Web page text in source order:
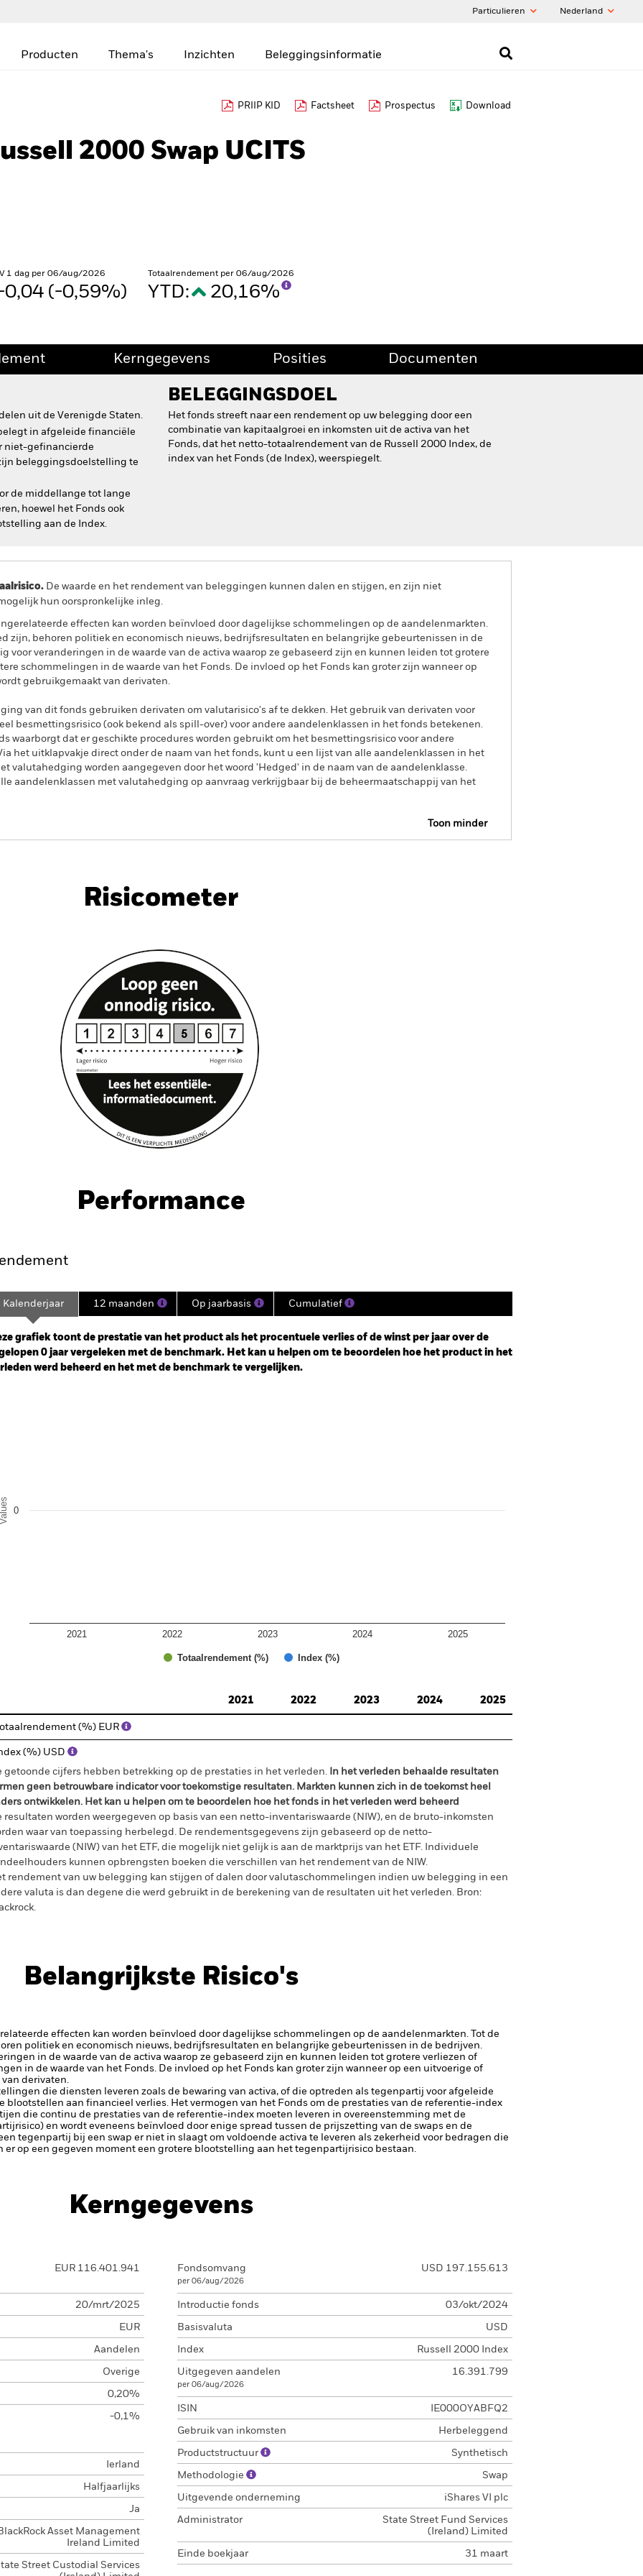
Particulieren Nederland
Producten Thema's Inzichten Beleggingsinformatie
PRIIP KID Factsheet Prospectus Download
2000 Swap UCITS
1 dag per 06/aug/2026
0,04 (-0,59%)
Totaalrendement per 06/aug/2026
YTD: 20,16%
Kerngegevens Posities Documenten
uit de Verenigde Staten.
in afgeleide financiële
niet-gefinancierde
beleggingsdoelstelling te
de middellange tot lange
hoewel het Fonds ook
aan de Index.
BELEGGINGSDOEL
Het fonds streeft naar een rendement op uw belegging door een
combinatie van kapitaalgroei en inkomsten uit de activa van het
Fonds, dat het netto-totaalrendement van de Russell 2000 Index, de
index van het Fonds (de Index), weerspiegelt.
De waarde en het rendement van beleggingen kunnen dalen en stijgen, en zijn niet
hun oorspronkelijke inleg.
effecten kan worden beïnvloed door dagelijkse schommelingen op de aandelenmarkten.
zijn, behoren politiek en economisch nieuws, bedrijfsresultaten en belangrijke gebeurtenissen in de
voor veranderingen in de waarde van de activa waarop ze gebaseerd zijn en kunnen leiden tot grotere
schommelingen in de waarde van het Fonds. De invloed op het Fonds kan groter zijn wanneer op
gebruikgemaakt van derivaten.
van dit fonds gebruiken derivaten om valutarisico's af te dekken. Het gebruik van derivaten voor
besmettingsrisico (ook bekend als spill-over) voor andere aandelenklassen in het fonds betekenen.
waarborgt dat er geschikte procedures worden gebruikt om het besmettingsrisico voor andere
het uitklapvakje direct onder de naam van het fonds, kunt u een lijst van alle aandelenklassen in het
valutahedging worden aangegeven door het woord 'Hedged' in de naam van de aandelenklasse.
aandelenklassen met valutahedging op aanvraag verkrijgbaar bij de beheermaatschappij van het
Toon minder
Risicometer
Performance
2025-03-17 00:00:00 to 2026-08-06 00:00:00.
-25 to 50.
Kalenderjaar 12 maanden Op jaarbasis Cumulatief
grafiek toont de prestatie van het product als het procentuele verlies of de winst per jaar over de
0 jaar vergeleken met de benchmark. Het kan u helpen om te beoordelen hoe het product in het
werd beheerd en het met de benchmark te vergelijken.
Values
Totaalrendement (%) Index (%)
2021 2022 2023 2024 2025
0
2021
2022 2023 2024 2025
Totaalrendement (%) EUR
(%) USD
getoonde cijfers hebben betrekking op de prestaties in het verleden. In het verleden behaalde resultaten
geen betrouwbare indicator voor toekomstige resultaten. Markten kunnen zich in de toekomst heel
ontwikkelen. Het kan u helpen om te beoordelen hoe het fonds in het verleden werd beheerd
resultaten worden weergegeven op basis van een netto-inventariswaarde (NIW), en de bruto-inkomsten
waar van toepassing herbelegd. De rendementsgegevens zijn gebaseerd op de netto-
(NIW) van het ETF, die mogelijk niet gelijk is aan de marktprijs van het ETF. Individuele
kunnen opbrengsten boeken die verschillen van het rendement van de NIW.
rendement van uw belegging kan stijgen of dalen door valutaschommelingen indien uw belegging in een
valuta is dan degene die werd gebruikt in de berekening van de resultaten uit het verleden. Bron:
Belangrijkste Risico's
effecten kan worden beïnvloed door dagelijkse schommelingen op de aandelenmarkten. Tot de
politiek en economisch nieuws, bedrijfsresultaten en belangrijke gebeurtenissen in de bedrijven.
in de waarde van de activa waarop ze gebaseerd zijn en kunnen leiden tot grotere verliezen of
in de waarde van het Fonds. De invloed op het Fonds kan groter zijn wanneer op een uitvoerige of
derivaten.
die diensten leveren zoals de bewaring van activa, of die optreden als tegenpartij voor afgeleide
blootstellen aan financieel verlies. Het vermogen van het Fonds om de prestaties van de referentie-index
die continu de prestaties van de referentie-index moeten leveren in overeenstemming met de
en wordt eveneens beïnvloed door enige spread tussen de prijszetting van de swaps en de
tegenpartij bij een swap er niet in slaagt om voldoende activa te leveren als zekerheid voor bedragen die
er op een gegeven moment een grotere blootstelling aan het tegenpartijrisico bestaan.
Kerngegevens
EUR 116.401.941
20/mrt/2025
EUR
Aandelen
Overige
0,20%
-0,1%
Ierland
Halfjaarlijks
Ja
Asset Management
Ireland Limited
Street Custodial Services
Fondsomvang
per 06/aug/2026
USD 197.155.613
Introductie fonds 03/okt/2024
Basisvaluta USD
Index Russell 2000 Index
Uitgegeven aandelen
per 06/aug/2026
16.391.799
ISIN IE000OYABFQ2
Gebruik van inkomsten Herbeleggend
Productstructuur Synthetisch
Methodologie Swap
Uitgevende onderneming iShares VI plc
Administrator
State Street Fund Services
(Ireland) Limited
Einde boekjaar 31 maart